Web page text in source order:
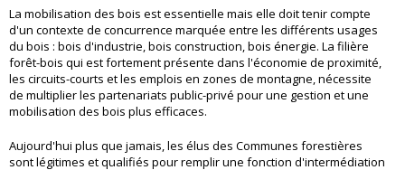
La mobilisation des bois est essentielle mais elle doit tenir compte
d'un contexte de concurrence marquée entre les différents usages
du bois : bois d'industrie, bois construction, bois énergie. La filière
forêt-bois qui est fortement présente dans l'économie de proximité,
les circuits-courts et les emplois en zones de montagne, nécessite
de multiplier les partenariats public-privé pour une gestion et une
mobilisation des bois plus efficaces.
Aujourd'hui plus que jamais, les élus des Communes forestières
sont légitimes et qualifiés pour remplir une fonction d'intermédiation